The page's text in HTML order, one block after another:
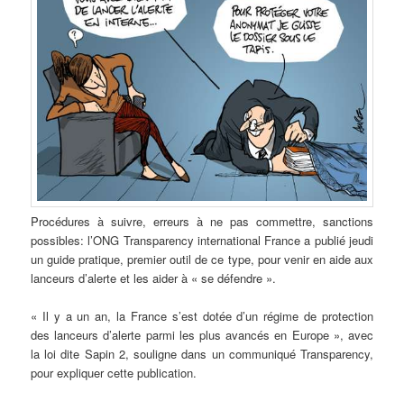
Procédures à suivre, erreurs à ne pas commettre, sanctions
possibles: l’ONG Transparency international France a publié jeudi
un guide pratique, premier outil de ce type, pour venir en aide aux
lanceurs d’alerte et les aider à « se défendre ».
« Il y a un an, la France s’est dotée d’un régime de protection
des lanceurs d’alerte parmi les plus avancés en Europe », avec
la loi dite Sapin 2, souligne dans un communiqué Transparency,
pour expliquer cette publication.